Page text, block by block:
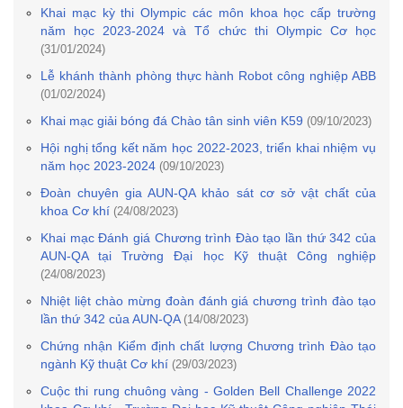
Khai mạc kỳ thi Olympic các môn khoa học cấp trường
năm học 2023-2024 và Tổ chức thi Olympic Cơ học
(31/01/2024)
Lễ khánh thành phòng thực hành Robot công nghiệp ABB
(01/02/2024)
Khai mạc giải bóng đá Chào tân sinh viên K59 (09/10/2023)
Hội nghị tổng kết năm học 2022-2023, triển khai nhiệm vụ
năm học 2023-2024 (09/10/2023)
Đoàn chuyên gia AUN-QA khảo sát cơ sở vật chất của
khoa Cơ khí (24/08/2023)
Khai mạc Đánh giá Chương trình Đào tạo lần thứ 342 của
AUN-QA tại Trường Đại học Kỹ thuật Công nghiệp
(24/08/2023)
Nhiệt liệt chào mừng đoàn đánh giá chương trình đào tạo
lần thứ 342 của AUN-QA (14/08/2023)
Chứng nhận Kiểm định chất lượng Chương trình Đào tạo
ngành Kỹ thuật Cơ khí (29/03/2023)
Cuộc thi rung chuông vàng - Golden Bell Challenge 2022